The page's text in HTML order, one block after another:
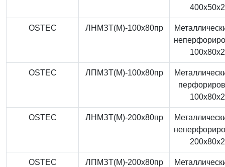
OSTEC ЛНМЗТ(М)-100x80пр
OSTEC ЛПМЗТ(М)-100x80пр
OSTEC ЛНМЗТ(М)-200x80пр
OSTEC ЛПМЗТ(М)-200x80пр